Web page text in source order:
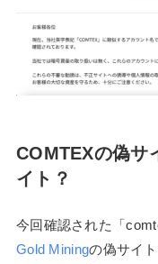
COMTEXの偽サ
イト？
今回確認された「
Gold Miningの偽サイ